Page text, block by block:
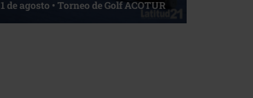
1 de agosto • Torneo de Golf ACOTUR